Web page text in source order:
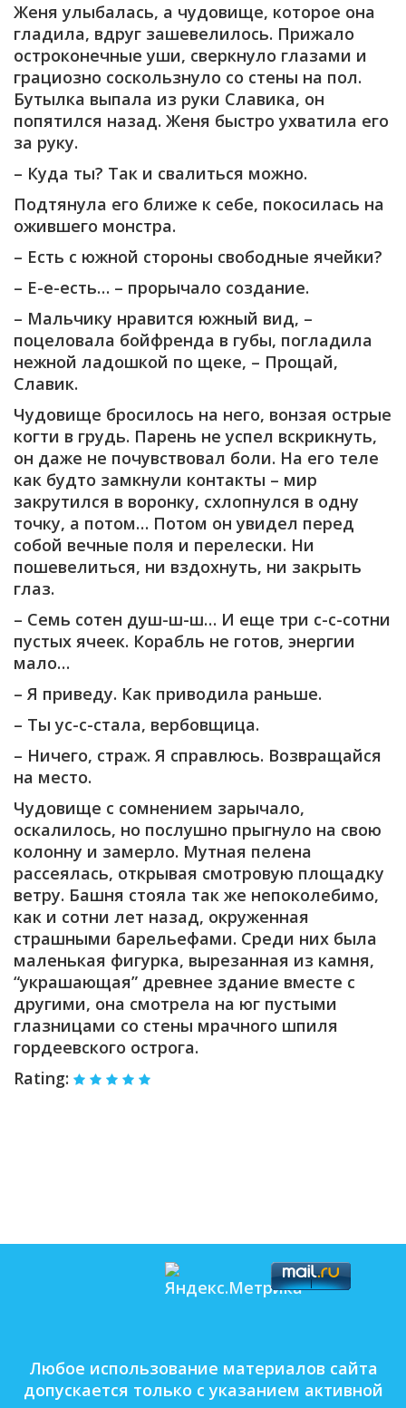
Женя улыбалась, а чудовище, которое она
гладила, вдруг зашевелилось. Прижало
остроконечные уши, сверкнуло глазами и
грациозно соскользнуло со стены на пол.
Бутылка выпала из руки Славика, он
попятился назад. Женя быстро ухватила его
за руку.
– Куда ты? Так и свалиться можно.
Подтянула его ближе к себе, покосилась на
ожившего монстра.
– Есть с южной стороны свободные ячейки?
– Е-е-есть… – прорычало создание.
– Мальчику нравится южный вид, –
поцеловала бойфренда в губы, погладила
нежной ладошкой по щеке, – Прощай,
Славик.
Чудовище бросилось на него, вонзая острые
когти в грудь. Парень не успел вскрикнуть,
он даже не почувствовал боли. На его теле
как будто замкнули контакты – мир
закрутился в воронку, схлопнулся в одну
точку, а потом… Потом он увидел перед
собой вечные поля и перелески. Ни
пошевелиться, ни вздохнуть, ни закрыть
глаз.
– Семь сотен душ-ш-ш… И еще три с-с-сотни
пустых ячеек. Корабль не готов, энергии
мало…
– Я приведу. Как приводила раньше.
– Ты ус-с-стала, вербовщица.
– Ничего, страж. Я справлюсь. Возвращайся
на место.
Чудовище с сомнением зарычало,
оскалилось, но послушно прыгнуло на свою
колонну и замерло. Мутная пелена
рассеялась, открывая смотровую площадку
ветру. Башня стояла так же непоколебимо,
как и сотни лет назад, окруженная
страшными барельефами. Среди них была
маленькая фигурка, вырезанная из камня,
“украшающая” древнее здание вместе с
другими, она смотрела на юг пустыми
глазницами со стены мрачного шпиля
гордеевского острога.
Rating:
Любое использование материалов сайта
допускается только с указанием активной